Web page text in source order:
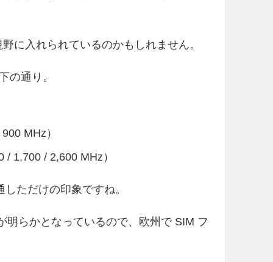
に入れられているのかもしれません。
の通り。
MHz）
1,700 / 2,600 MHz）
ただけの印象ですね。
明らかとなっているので、欧州で SIM フ